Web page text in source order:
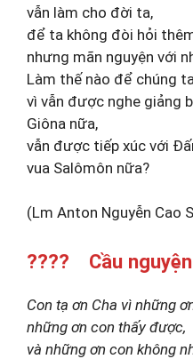
vẫn làm cho đời ta,
để ta không đòi hỏi
nhưng mãn nguyện với
Làm thế nào để chúng
vì vẫn được nghe giảng
Giôna nữa,
vẫn được tiếp xúc với
vua Salômôn nữa?
(Lm Anton Nguyễn Cao
???? Cầu nguyện
Con tạ ơn Cha vì những
những ơn con thấy được,
và những ơn con không